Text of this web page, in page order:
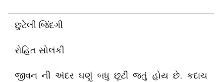
છુટેલી જિંદગી
રોહિત સોલંકી
જીવન ની અંદર ઘણું બધુ છૂટી જતું હોય છે. કદાચ